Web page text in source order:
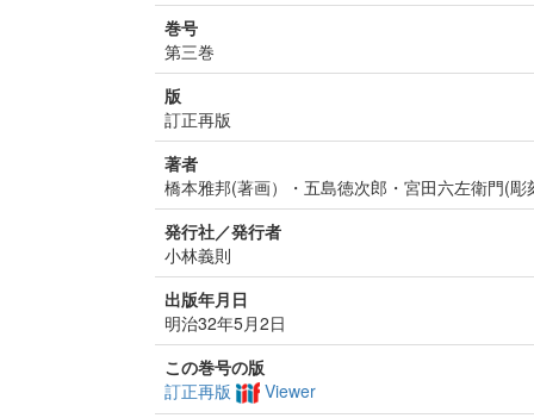
巻号
第三巻
版
訂正再版
著者
橋本雅邦(著画）・五島徳次郎・宮田六左衛門(彫
発行社／発行者
小林義則
出版年月日
明治32年5月2日
この巻号の版
訂正再版
Viewer